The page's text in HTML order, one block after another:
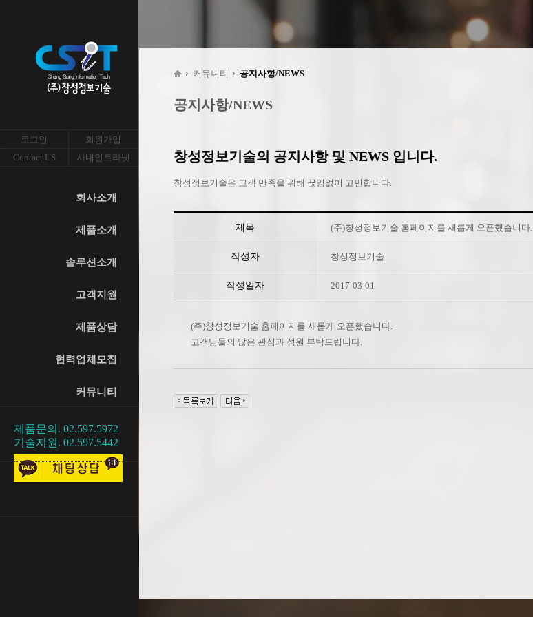
로그인
회원가입
Contact US
사내인트라넷
회사소개
제품소개
솔루션소개
고객지원
제품상담
협력업체모집
커뮤니티
제품문의. 02.597.5972
기술지원. 02.597.5442
커뮤니티 공지사항/NEWS
공지사항/NEWS
창성정보기술의 공지사항 및 NEWS 입니다.
창성정보기술은 고객 만족을 위해 끊임없이 고민합니다.
제목 (주)창성정보기술 홈페이지를 새롭게 오픈했습니다.
작성자 창성정보기술
작성일자 2017-03-01
(주)창성정보기술 홈페이지를 새롭게 오픈했습니다.
고객님들의 많은 관심과 성원 부탁드립니다.